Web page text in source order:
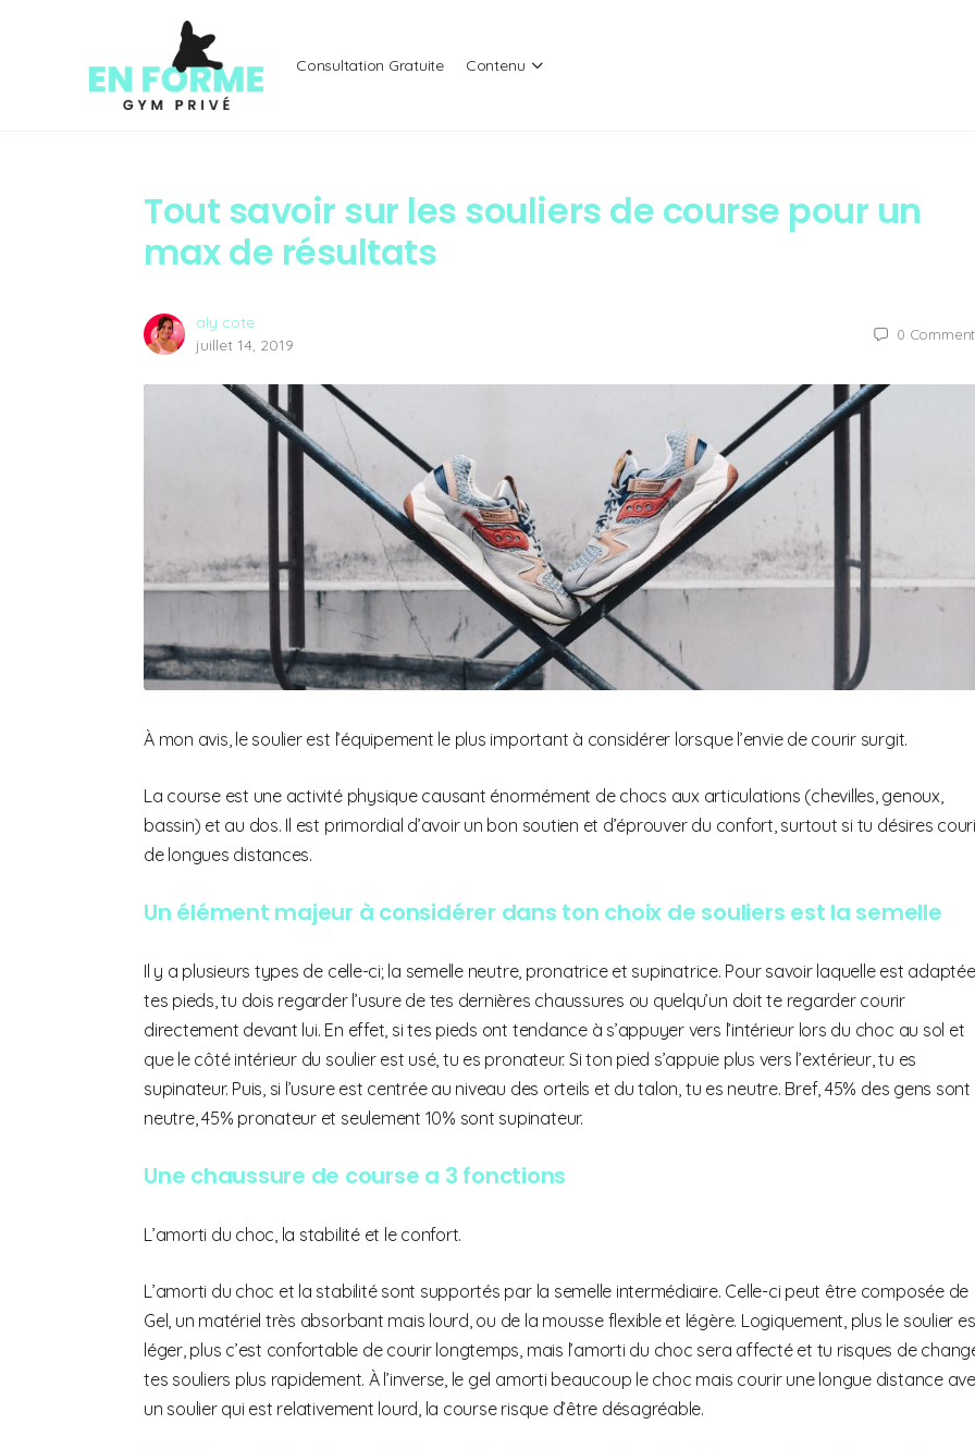
Consultation Gratuite Contenu
Tout savoir sur les souliers de course pour un
max de résultats
aly cote
juillet 14, 2019
0
À mon avis, le soulier est l’équipement le plus important à considérer lorsque l’envie de courir surgit.
La course est une activité physique causant énormément de chocs aux articulations (chevilles, genoux,
bassin) et au dos. Il est primordial d’avoir un bon soutien et d’éprouver du confort, surtout si tu désires
de longues distances.
Un élément majeur à considérer dans ton choix de souliers est la semelle
Il y a plusieurs types de celle-ci; la semelle neutre, pronatrice et supinatrice. Pour savoir laquelle est
tes pieds, tu dois regarder l’usure de tes dernières chaussures ou quelqu’un doit te regarder courir
directement devant lui. En effet, si tes pieds ont tendance à s’appuyer vers l’intérieur lors du choc au sol et
que le côté intérieur du soulier est usé, tu es pronateur. Si ton pied s’appuie plus vers l’extérieur, tu es
supinateur. Puis, si l’usure est centrée au niveau des orteils et du talon, tu es neutre. Bref, 45% des gens sont
neutre, 45% pronateur et seulement 10% sont supinateur.
Une chaussure de course a 3 fonctions
L’amorti du choc, la stabilité et le confort.
L’amorti du choc et la stabilité sont supportés par la semelle intermédiaire. Celle-ci peut être composée de
Gel, un matériel très absorbant mais lourd, ou de la mousse flexible et légère. Logiquement, plus le soulier
léger, plus c’est confortable de courir longtemps, mais l’amorti du choc sera affecté et tu risques de
tes souliers plus rapidement. À l’inverse, le gel amorti beaucoup le choc mais courir une longue distance
un soulier qui est relativement lourd, la course risque d’être désagréable.